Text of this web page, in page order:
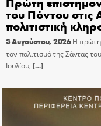
του Πόντου στις
πολιτιστική
3 Αυγούστου, 2026 Η πρώτη
τον πολιτισμό της Σάντας
Ιουλίου, […]